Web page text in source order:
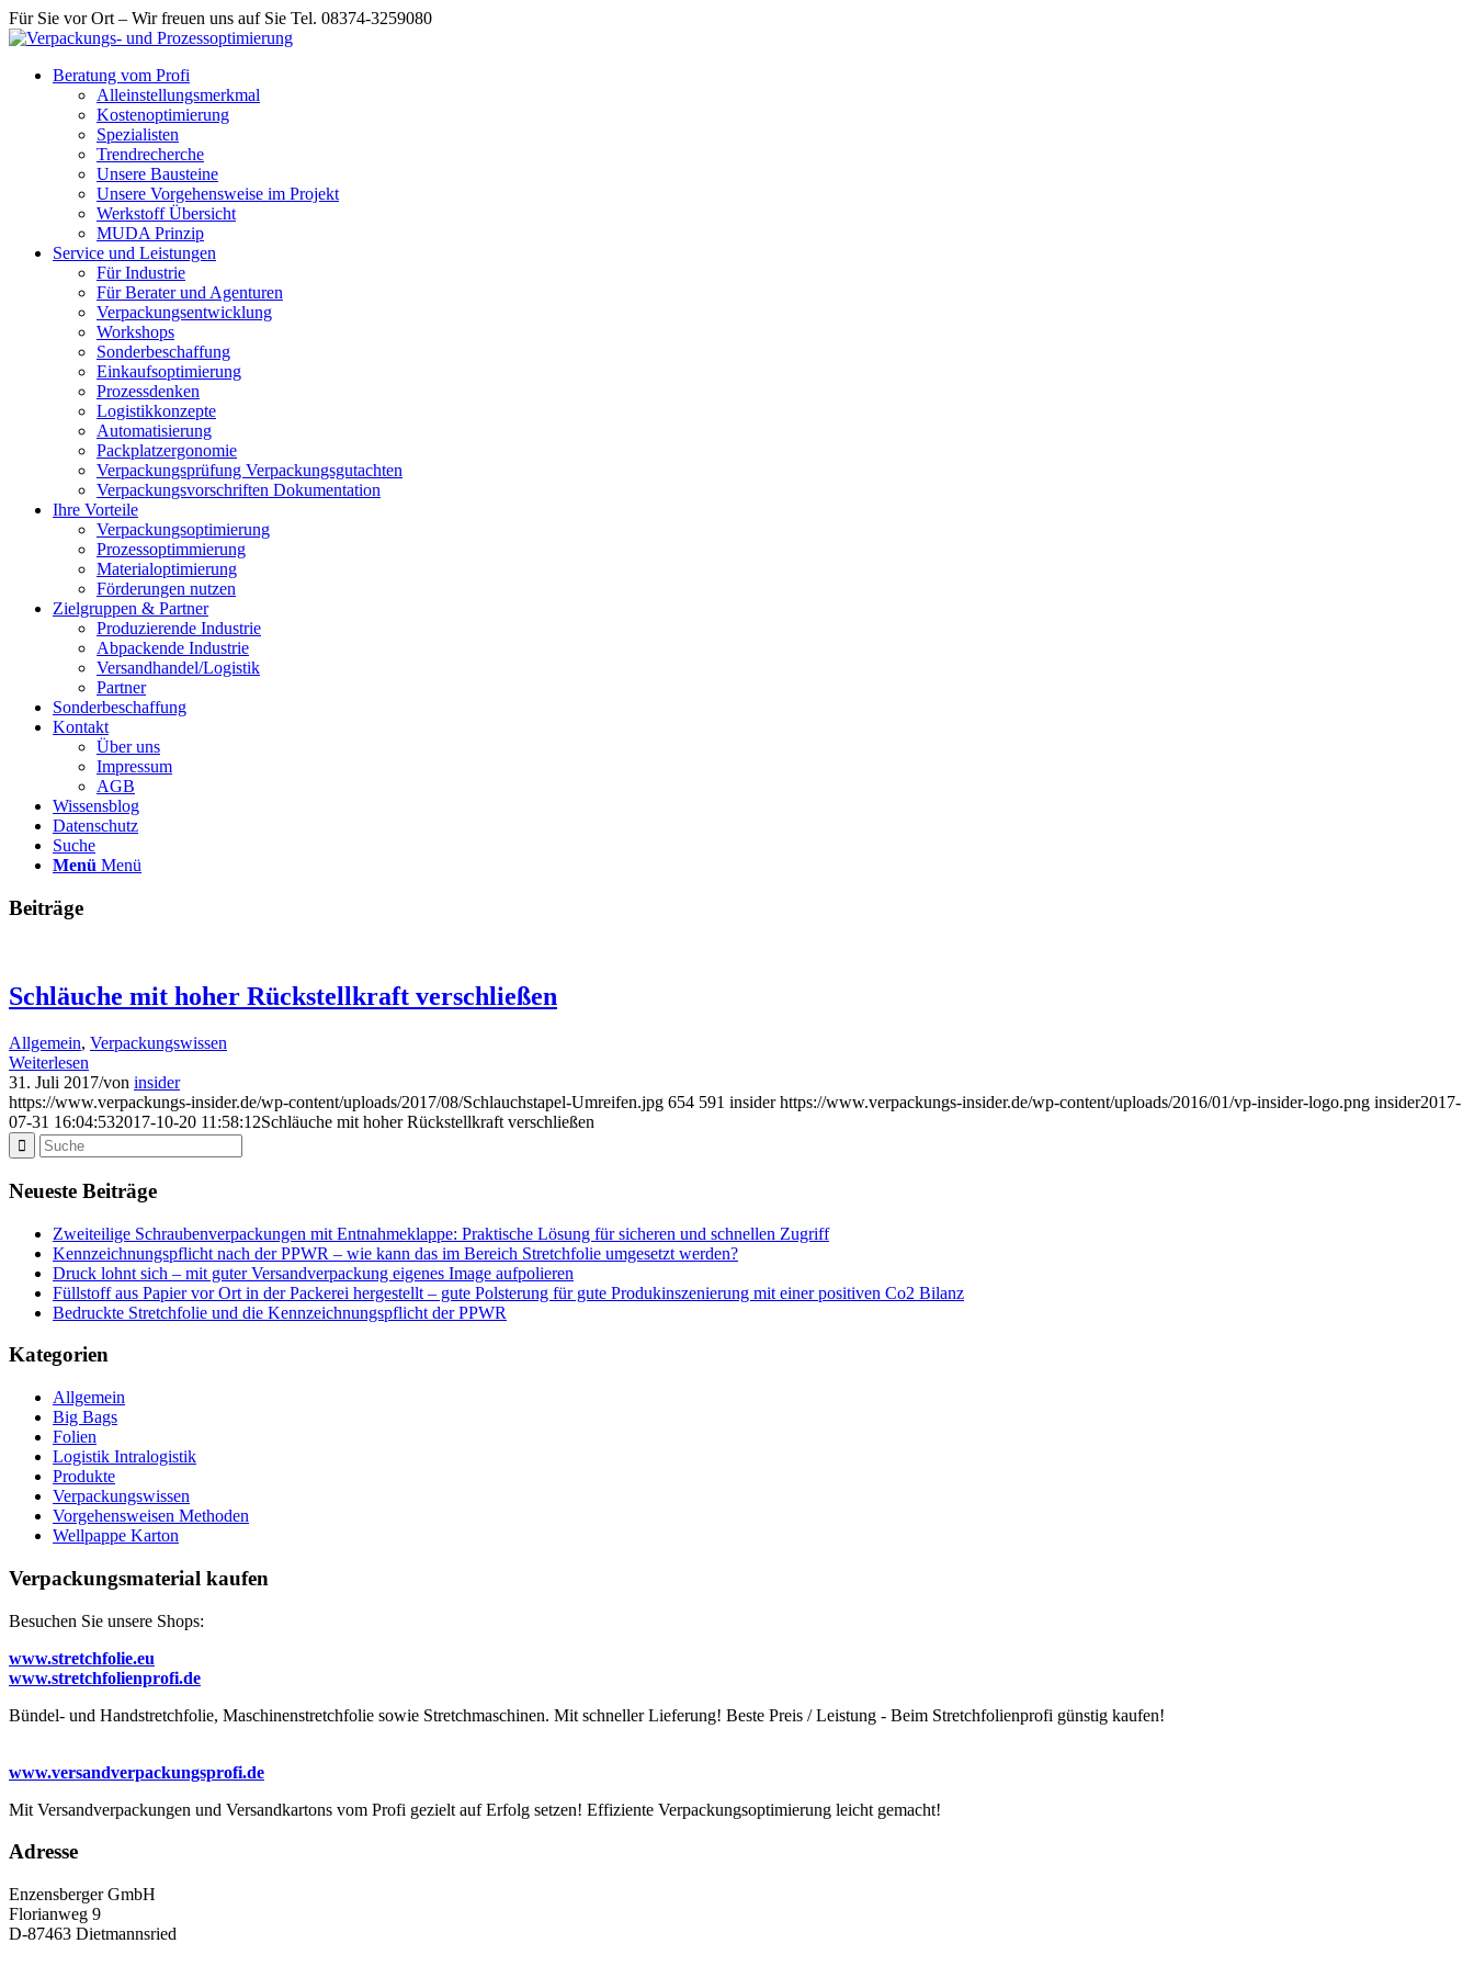
Für Sie vor Ort – Wir freuen uns auf Sie Tel. 08374-3259080
Beratung vom Profi
Alleinstellungsmerkmal
Kostenoptimierung
Spezialisten
Trendrecherche
Unsere Bausteine
Unsere Vorgehensweise im Projekt
Werkstoff Übersicht
MUDA Prinzip
Service und Leistungen
Für Industrie
Für Berater und Agenturen
Verpackungsentwicklung
Workshops
Sonderbeschaffung
Einkaufsoptimierung
Prozessdenken
Logistikkonzepte
Automatisierung
Packplatzergonomie
Verpackungsprüfung Verpackungsgutachten
Verpackungsvorschriften Dokumentation
Ihre Vorteile
Verpackungsoptimierung
Prozessoptimmierung
Materialoptimierung
Förderungen nutzen
Zielgruppen & Partner
Produzierende Industrie
Abpackende Industrie
Versandhandel/Logistik
Partner
Sonderbeschaffung
Kontakt
Über uns
Impressum
AGB
Wissensblog
Datenschutz
Suche
Menü Menü
Beiträge
Schläuche mit hoher Rückstellkraft verschließen
Allgemein, Verpackungswissen
Weiterlesen
31. Juli 2017/von insider
https://www.verpackungs-insider.de/wp-content/uploads/2017/08/Schlauchstapel-Umreifen.jpg 654 591 insider https://www.verpackungs-insider.de/wp-content/uploads/2016/01/vp-insider-logo.png insider2017-
07-31 16:04:532017-10-20 11:58:12Schläuche mit hoher Rückstellkraft verschließen
Neueste Beiträge
Zweiteilige Schraubenverpackungen mit Entnahmeklappe: Praktische Lösung für sicheren und schnellen Zugriff
Kennzeichnungspflicht nach der PPWR – wie kann das im Bereich Stretchfolie umgesetzt werden?
Druck lohnt sich – mit guter Versandverpackung eigenes Image aufpolieren
Füllstoff aus Papier vor Ort in der Packerei hergestellt – gute Polsterung für gute Produkinszenierung mit einer positiven Co2 Bilanz
Bedruckte Stretchfolie und die Kennzeichnungspflicht der PPWR
Kategorien
Allgemein
Big Bags
Folien
Logistik Intralogistik
Produkte
Verpackungswissen
Vorgehensweisen Methoden
Wellpappe Karton
Verpackungsmaterial kaufen
Besuchen Sie unsere Shops:
www.stretchfolie.eu
www.stretchfolienprofi.de
Bündel- und Handstretchfolie, Maschinenstretchfolie sowie Stretchmaschinen. Mit schneller Lieferung! Beste Preis / Leistung - Beim Stretchfolienprofi günstig kaufen!
www.versandverpackungsprofi.de
Mit Versandverpackungen und Versandkartons vom Profi gezielt auf Erfolg setzen! Effiziente Verpackungsoptimierung leicht gemacht!
Adresse
Enzensberger GmbH
Florianweg 9
D-87463 Dietmannsried